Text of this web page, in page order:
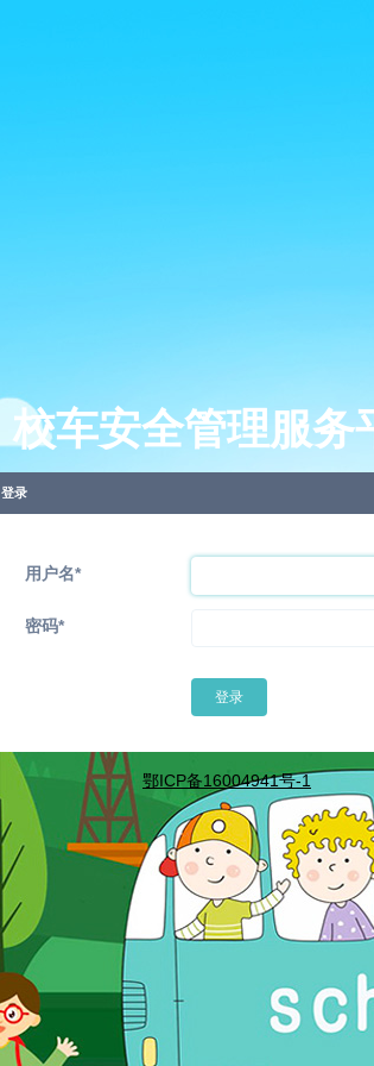
校车安全管理服务
登录
用户名
密码
鄂ICP备16004941号-1